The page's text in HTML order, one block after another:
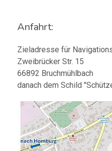
Anfahrt:
Zieladresse für
Zweibrücker Str. 15
66892 Bruchmühlbach
danach dem Schild